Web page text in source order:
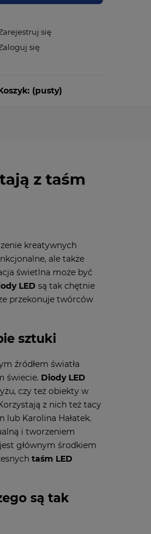
się
się
(pusty)
z taśm
kreatywnych
ale także
świetlna może być
LED są tak chętnie
przekonuje twórców
sztuki
źródłem światła
świecie. Diody LED
czy też obiekty w
z nich też tacy
lub Karolina Hałatek.
i tworzeniem
głównym środkiem
taśm LED
są tak